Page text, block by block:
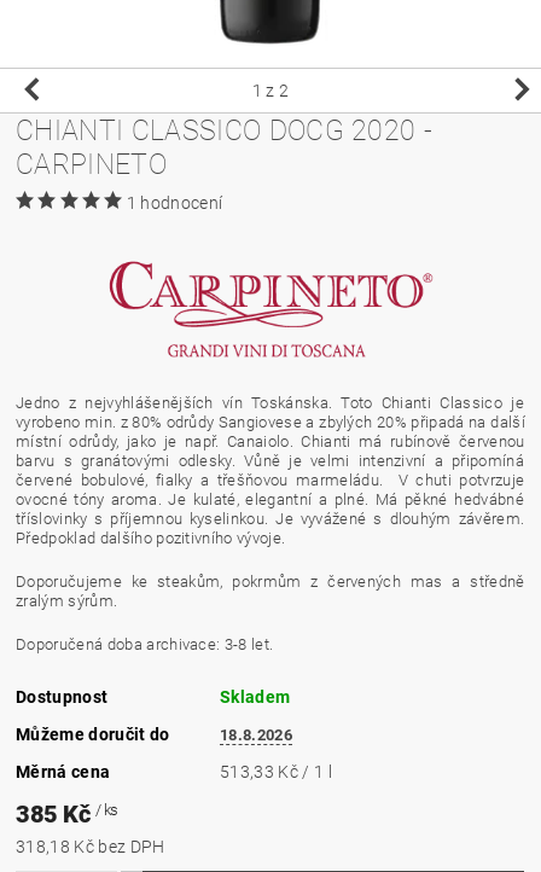
1 z 2
CHIANTI CLASSICO DOCG 2020 -
CARPINETO
1 hodnocení
Jedno z nejvyhlášenějších vín Toskánska. Toto Chianti Classico je
vyrobeno min. z 80% odrůdy Sangiovesea zbylých 20% připadá na další
místní odrůdy, jako je např. Canaiolo. Chianti má rubínově červenou
barvu s granátovými odlesky. Vůně je velmi intenzivní a připomíná
červené bobulové, fialky a třešňovou marmeládu. V chuti potvrzuje
ovocné tóny aroma . Je kulaté, elegantní a plné. Má pěkné hedvábné
tříslovinky s příjemnou kyselinkou. Je vyvážené s dlouhým závěrem.
Předpoklad dalšího pozitivního vývoje.
Doporučujeme ke steakům, pokrmům z červených mas a středně
zralým sýrům.
Doporučená dobaarchivace: 3-8 let.
Dostupnost
Skladem
Můžeme doručit do
18.8.2026
Měrná cena 513,33 Kč / 1 l
385 Kč / ks
318,18 Kč bez DPH